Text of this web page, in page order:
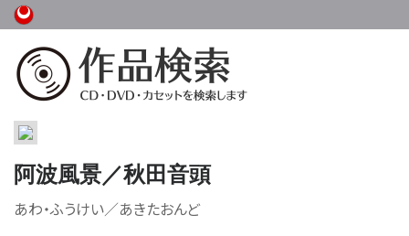
阿波風景／秋田音頭
あわ・ふうけい／あきたおんど